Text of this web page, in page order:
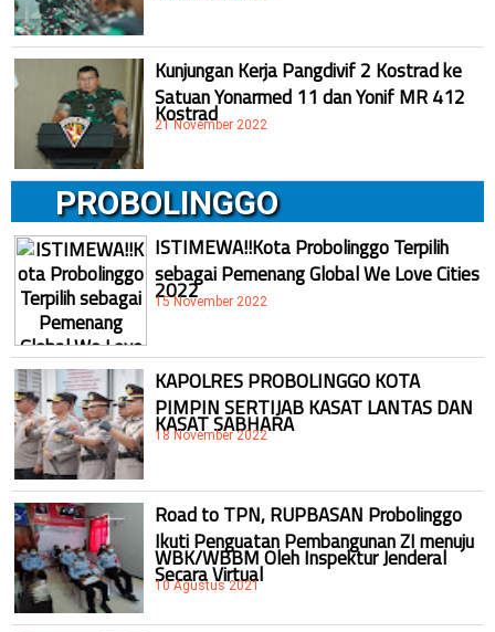
Kunjungan Kerja Pangdivif 2 Kostrad ke
Satuan Yonarmed 11 dan Yonif MR 412
Kostrad
21 November 2022
PROBOLINGGO
ISTIMEWA!!Kota Probolinggo Terpilih
sebagai Pemenang Global We Love Cities
2022
15 November 2022
KAPOLRES PROBOLINGGO KOTA
PIMPIN SERTIJAB KASAT LANTAS DAN
KASAT SABHARA
18 November 2022
Road to TPN, RUPBASAN Probolinggo
Ikuti Penguatan Pembangunan ZI menuju
WBK/WBBM Oleh Inspektur Jenderal
Secara Virtual
10 Agustus 2021